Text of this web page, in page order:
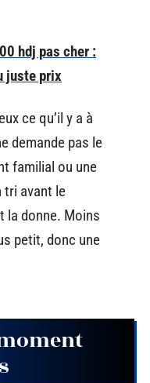
hdj pas cher :
juste prix
ce qu’il y a à
demande pas le
familial ou une
tri avant le
la donne. Moins
petit, donc une